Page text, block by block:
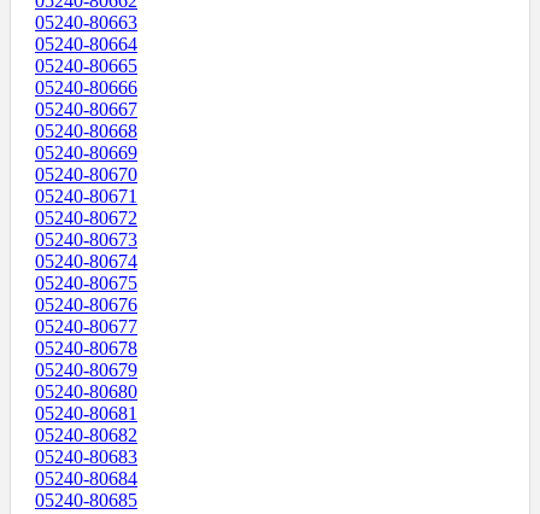
05240-80663
05240-80664
05240-80665
05240-80666
05240-80667
05240-80668
05240-80669
05240-80670
05240-80671
05240-80672
05240-80673
05240-80674
05240-80675
05240-80676
05240-80677
05240-80678
05240-80679
05240-80680
05240-80681
05240-80682
05240-80683
05240-80684
05240-80685